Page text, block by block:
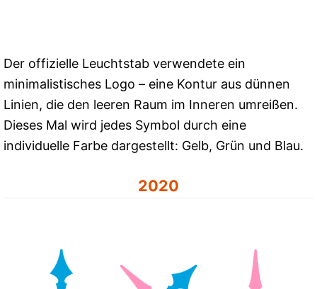
Der offizielle Leuchtstab verwendete ein
minimalistisches Logo – eine Kontur aus dünnen
Linien, die den leeren Raum im Inneren umreißen.
Dieses Mal wird jedes Symbol durch eine
individuelle Farbe dargestellt: Gelb, Grün und Blau.
2020